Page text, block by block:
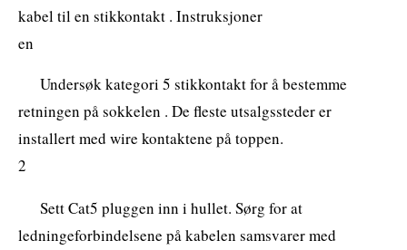
kabel til en stikkontakt . Instruksjoner
en
Undersøk kategori 5 stikkontakt for å bestemme
retningen på sokkelen . De fleste utsalgssteder er
installert med wire kontaktene på toppen.
2
Sett Cat5 pluggen inn i hullet. Sørg for at
ledningeforbindelsene på kabelen samsvarer med